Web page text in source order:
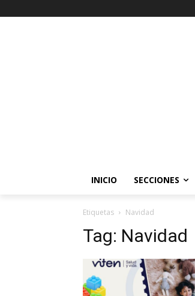
INICIO SECCIONES
Etiquetas Navidad
Tag: Navidad